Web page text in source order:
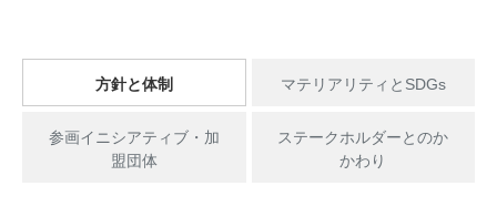
方針と体制 マテリアリティとSDGs
参画イニシアティブ・加
盟団体
ステークホルダーとのか
かわり